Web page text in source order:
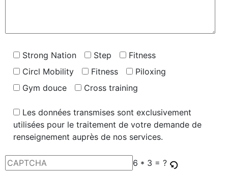
Strong Nation Step
Fitness
Circl Mobility
Fitness
Piloxing
Gym douce
Cross training
Les données transmises sont exclusivement
utilisées pour le traitement de votre demande de
renseignement auprès de nos services.
6 * 3 = ?